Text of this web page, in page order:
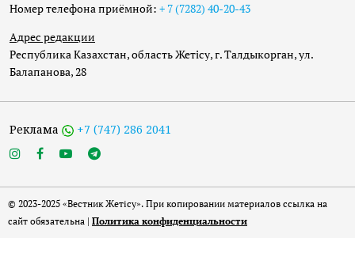
Номер телефона приёмной: + 7 (7282) 40-20-43
Адрес редакции
Республика Казахстан, область Жетісу, г. Талдыкорган, ул.
Балапанова, 28
Реклама +7 (747) 286 2041
© 2023-2025 «Вестник Жетісу». При копировании материалов ссылка на
сайт обязательна | Политика конфиденциальности